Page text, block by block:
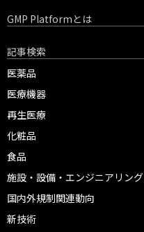
GMP Platformとは
記事検索
医薬品
医療機器
再生医療
化粧品
食品
施設・設備・エンジニアリング
国内外規制関連動向
新技術